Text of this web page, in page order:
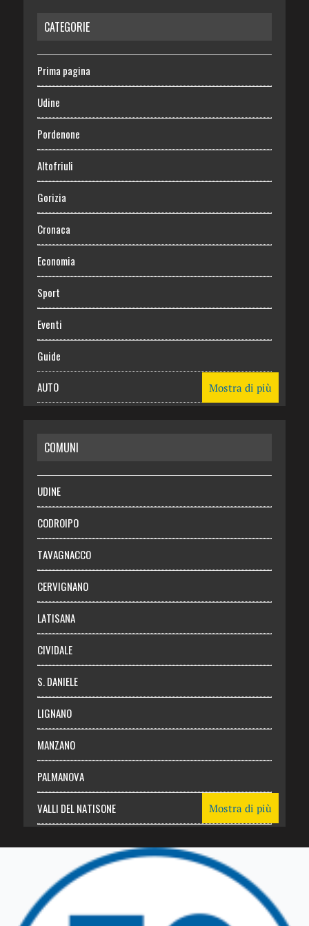
CATEGORIE
Prima pagina
Udine
Pordenone
Altofriuli
Gorizia
Cronaca
Economia
Sport
Eventi
Guide
AUTO
RISPARMIO
SALUTE
Necrologie
Chi siamo
Abbonati
Login
Mostra di più
COMUNI
UDINE
CODROIPO
TAVAGNACCO
CERVIGNANO
LATISANA
CIVIDALE
S. DANIELE
LIGNANO
MANZANO
PALMANOVA
VALLI DEL NATISONE
TRICESIMO
TARCENTO
Mostra di più